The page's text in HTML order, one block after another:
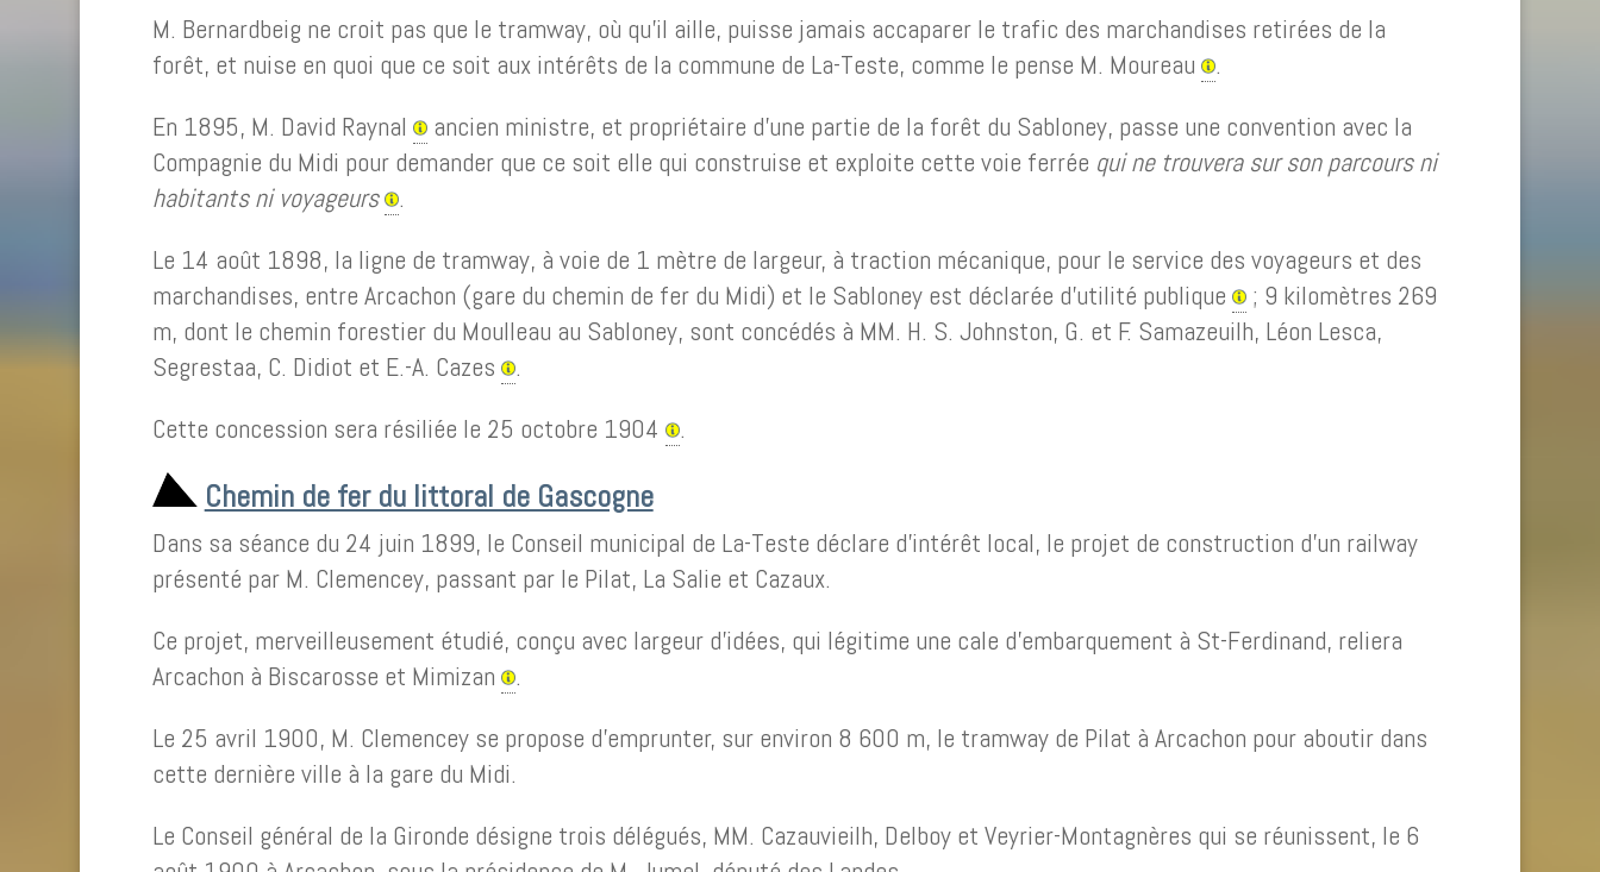
M. Bernardbeig ne croit pas que le tramway, où qu’il aille, puisse jamais accaparer le trafic des marchandises retirées de la
forêt, et nuise en quoi que ce soit aux intérêts de la commune de La-Teste, comme le pense M. Moureau
.
En 1895, M. David Raynal
ancien ministre, et propriétaire d’une partie de la forêt du Sabloney, passe une convention avec la
Compagnie du Midi pour demander que ce soit elle qui construise et exploite cette voie ferrée qui ne trouvera sur son parcours ni
habitants ni voyageurs
.
Le 14 août 1898, la ligne de tramway, à voie de 1 mètre de largeur, à traction mécanique, pour le service des voyageurs et des
marchandises, entre Arcachon (gare du chemin de fer du Midi) et le Sabloney est déclarée d’utilité publique
; 9 kilomètres 269
m, dont le chemin forestier du Moulleau au Sabloney, sont concédés à MM. H. S. Johnston, G. et F. Samazeuilh, Léon Lesca,
Segrestaa, C. Didiot et E.-A. Cazes
.
Cette concession sera résiliée le 25 octobre 1904
.
Chemin de fer du littoral de Gascogne
Dans sa séance du 24 juin 1899, le Conseil municipal de La-Teste déclare d’intérêt local, le projet de construction d’un railway
présenté par M. Clemencey, passant par le Pilat, La Salie et Cazaux.
Ce projet, merveilleusement étudié, conçu avec largeur d’idées, qui légitime une cale d’embarquement à St-Ferdinand, reliera
Arcachon à Biscarosse et Mimizan
.
Le 25 avril 1900, M. Clemencey se propose d’emprunter, sur environ 8 600 m, le tramway de Pilat à Arcachon pour aboutir dans
cette dernière ville à la gare du Midi.
Le Conseil général de la Gironde désigne trois délégués, MM. Cazauvieilh, Delboy et Veyrier-Montagnères qui se réunissent, le 6